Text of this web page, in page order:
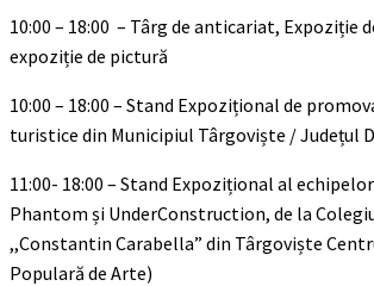
10:00 – 18:00 – Târg de anticariat, Expoziție
expoziție de pictură
10:00 – 18:00 – Stand Expozițional de
turistice din Municipiul Târgoviște / Județul
11:00- 18:00 – Stand Expozițional al
Phantom și UnderConstruction, de la
,,Constantin Carabella” din Târgoviște
Populară de Arte)